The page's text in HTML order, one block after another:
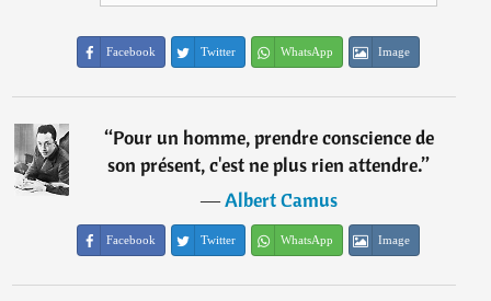
Facebook Twitter WhatsApp Image
“Pour un homme, prendre conscience de
son présent, c'est ne plus rien attendre.”
―Albert Camus
Facebook Twitter WhatsApp Image